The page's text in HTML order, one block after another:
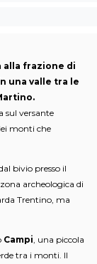
frazione di
una valle tra le
sul versante
monti che
bivio presso il
archeologica di
Trentino, ma
Campi , una piccola
tra i monti. Il